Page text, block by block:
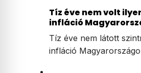
Tíz éve nem volt
infláció
Tíz éve nem látott
infláció